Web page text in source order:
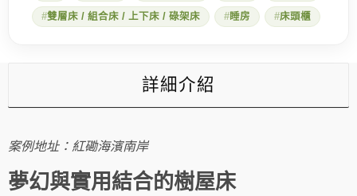
間
訂
床
雙層床 / 組合床 / 上下床 / 碌架床 睡房 床頭櫃
詳細介紹
案例地址：紅磡海濱南岸
夢幻與實用結合的樹屋床